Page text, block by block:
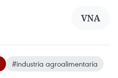
VNA
#industria agroalimentaria